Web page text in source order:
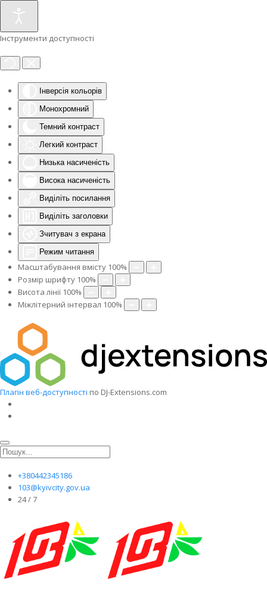
Інструменти доступності
Інверсія кольорів
Монохромний
Темний контраст
Легкий контраст
Низька насиченість
Висока насиченість
Виділіть посилання
Виділіть заголовки
Зчитувач з екрана
Режим читання
Масштабування вмісту 100%
Розмір шрифту 100%
Висота лінії 100%
Міжлітерний інтервал 100%
Плагін веб-доступності по DJ-Extensions.com
+380442345186
103@kyivcity.gov.ua
24 / 7